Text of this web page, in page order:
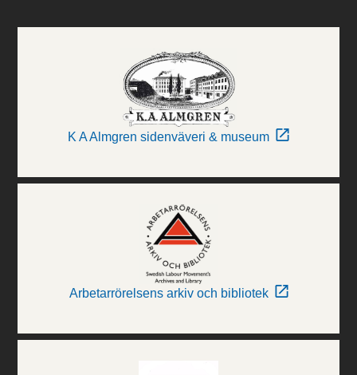
K A Almgren sidenväveri & museum
Arbetarrörelsens arkiv och bibliotek